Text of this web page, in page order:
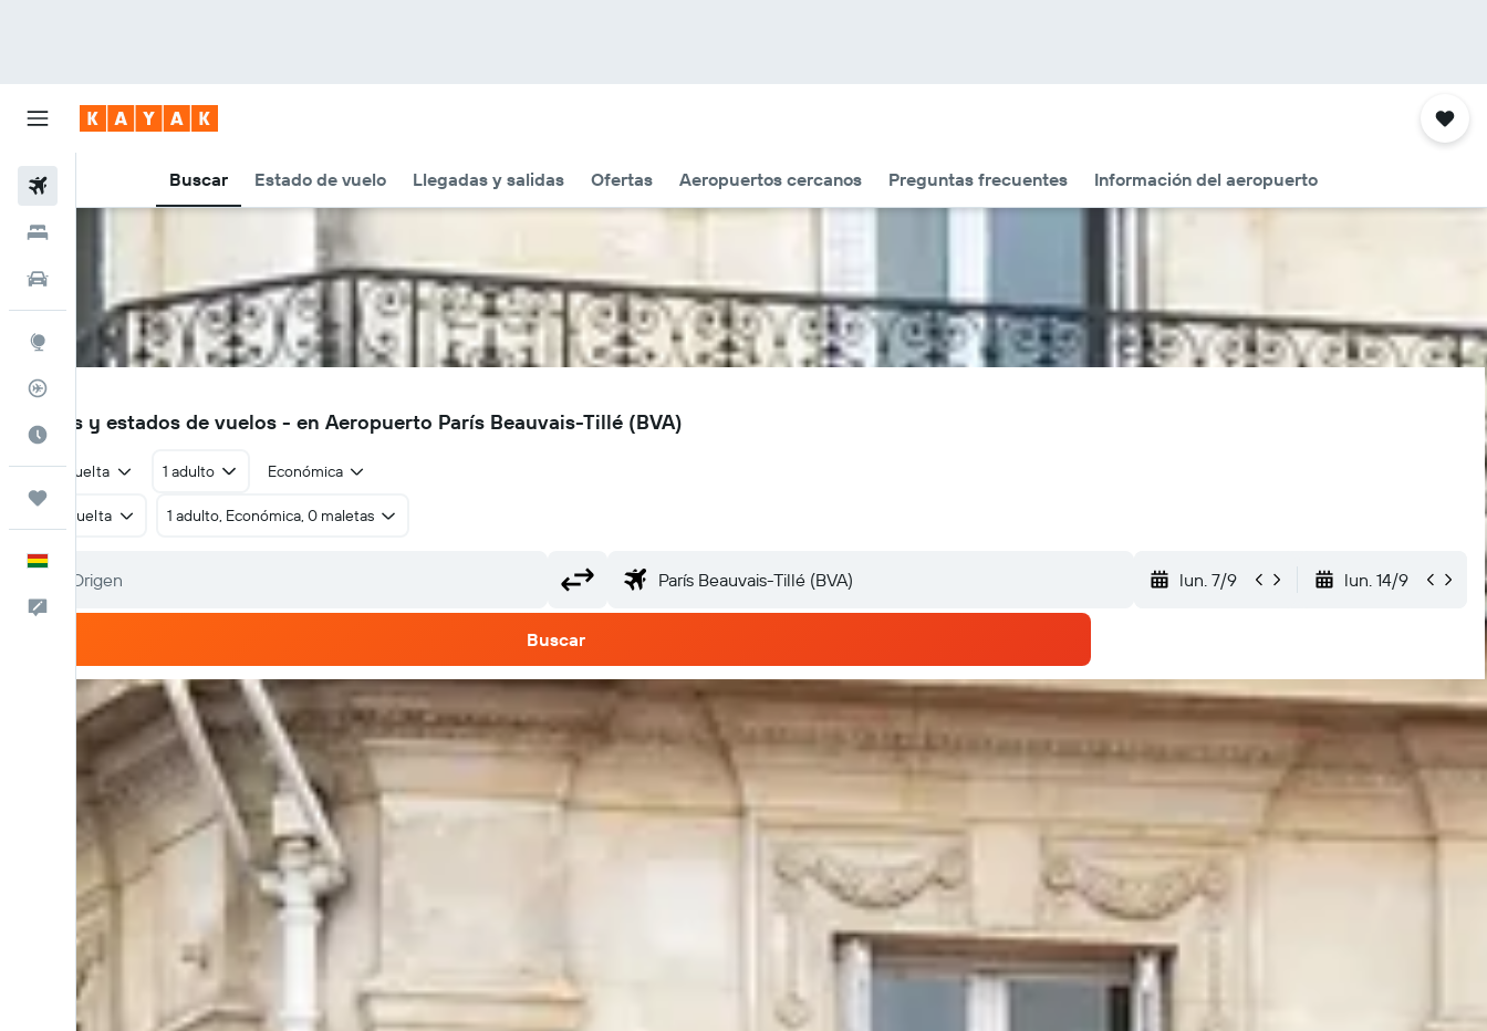
Buscar Estado de vuelo Llegadas y salidas Ofertas Aeropuertos cercanos Preguntas frecuentes Información del aeropuerto
Explore
Cuándo ir
BVA
Vuelos y estados de vuelos - en Aeropuerto París Beauvais-Tillé (BVA)
Ida y vuelta 1 adulto Económica
Ida y vuelta 1 adulto, Económica, 0 maletas
lun. 7/9 lun. 14/9
Buscar